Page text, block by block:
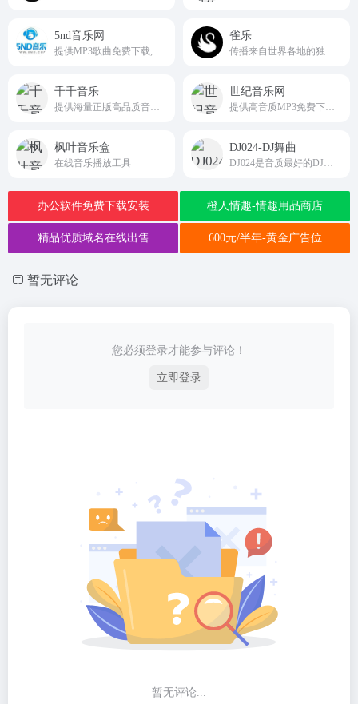
5nd音乐网 雀乐
千千音乐 世纪音乐网
枫叶音乐盒
在线音乐播放工具
DJ024-DJ舞曲
办公软件免费下载安装 橙人情趣-情趣用品商店
精品优质域名在线出售 600元/半年-黄金广告位
暂无评论
您必须登录才能参与评论！
立即登录
暂无评论...